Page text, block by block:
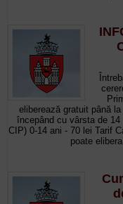
eliberează gratuit până
începând cu vârsta de
CIP) 0-14 ani - 70 lei Tarif
poate